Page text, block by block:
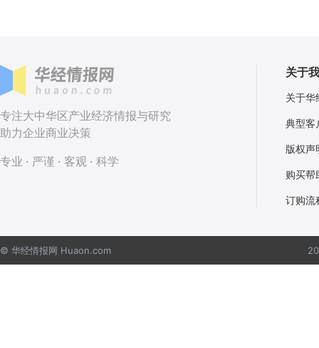
专注大中华区产业经济情报与研究
助力企业商业决策
专业 · 严谨 · 客观 · 科学
关于
关于华
典型客
版权声
购买帮
订购流
© 华经情报网 Huaon.com